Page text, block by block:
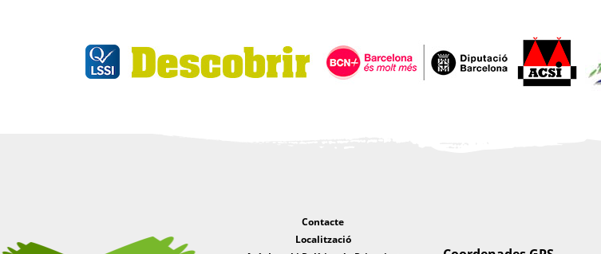
Contacte
Localització